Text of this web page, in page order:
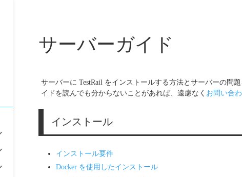
サーバーガイド
サーバーに TestRail をインストールする方法とサーバーの問
イドを読んでも分からないことがあれば、遠慮なく お問い合
インストール
インストール要件
Docker を使用したインストール